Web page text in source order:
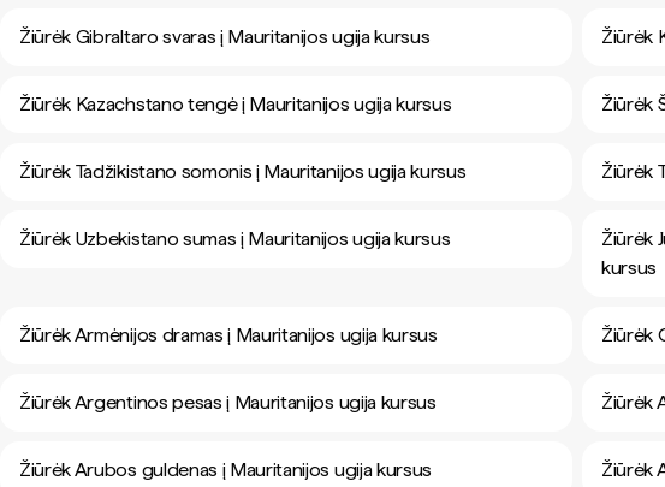
Žiūrėk Gibraltaro svaras į Mauritanijos ugija kursus Žiūrėk
Žiūrėk Kazachstano tengė į Mauritanijos ugija kursus Žiūrėk
Žiūrėk Tadžikistano somonis į Mauritanijos ugija kursus Žiūrėk
Žiūrėk Uzbekistano sumas į Mauritanijos ugija kursus
Žiūrėk
kursus
Žiūrėk Armėnijos dramas į Mauritanijos ugija kursus Žiūrėk
Žiūrėk Argentinos pesas į Mauritanijos ugija kursus Žiūrėk
Žiūrėk Arubos guldenas į Mauritanijos ugija kursus Žiūrėk